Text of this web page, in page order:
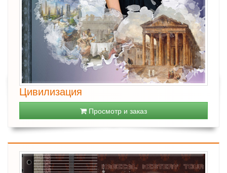
Цивилизация
Просмотр и заказ